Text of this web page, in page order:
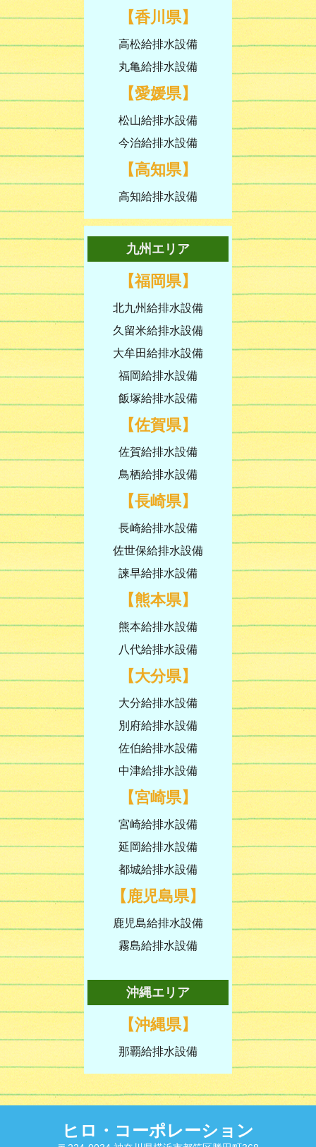
【香川県】
高松給排水設備
丸亀給排水設備
【愛媛県】
松山給排水設備
今治給排水設備
【高知県】
高知給排水設備
九州エリア
【福岡県】
北九州給排水設備
久留米給排水設備
大牟田給排水設備
福岡給排水設備
飯塚給排水設備
【佐賀県】
佐賀給排水設備
鳥栖給排水設備
【長崎県】
長崎給排水設備
佐世保給排水設備
諫早給排水設備
【熊本県】
熊本給排水設備
八代給排水設備
【大分県】
大分給排水設備
別府給排水設備
佐伯給排水設備
中津給排水設備
【宮崎県】
宮崎給排水設備
延岡給排水設備
都城給排水設備
【鹿児島県】
鹿児島給排水設備
霧島給排水設備
沖縄エリア
【沖縄県】
那覇給排水設備
ヒロ・コーポレーション